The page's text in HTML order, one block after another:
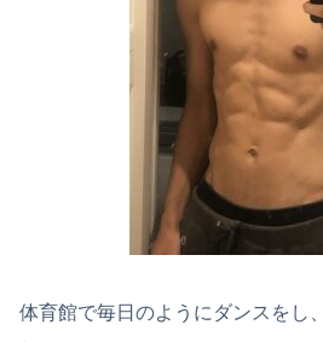
体育館で毎日のようにダンスをし